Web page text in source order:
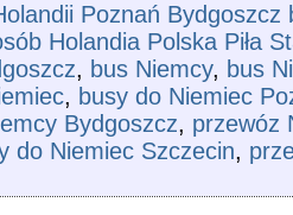
Poznań Bydgoszcz
Holandia Polska Piła
, bus Niemcy, bus
, busy do Niemiec
Bydgoszcz, przewóz
do Niemiec Szczecin,